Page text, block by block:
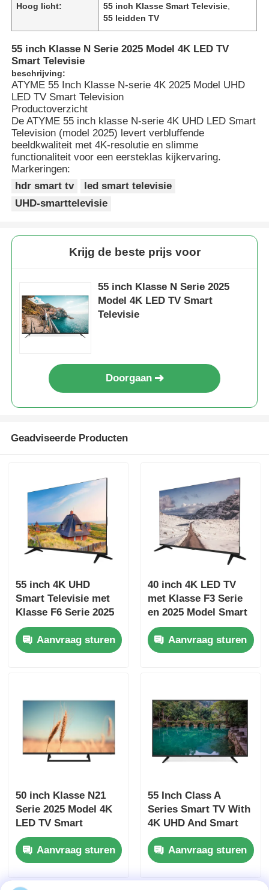
Huis
Producten
Over Ons
Fabriekstour
Neem contact met ons op
Offerte Aanvragen
Slimme LEIDENE TV
hd geleide TV
Hoog licht:
55 inch Klasse Smart Televisie
55 leidden TV
55 inch Klasse N Serie 2025 Model 4K LED TV
Smart Televisie
beschrijving:
ATYME 55 Inch Klasse N-serie 4K 2025 Model UHD
LED TV Smart Television
Productoverzicht
De ATYME 55 inch klasse N-serie 4K UHD LED Smart
Television (model 2025) levert verbluffende
beeldkwaliteit met 4K-resolutie en slimme
functionaliteit voor een eersteklas kijkervaring.
Markeringen:
hdr smart tv
led smart televisie
UHD-smarttelevisie
Krijg de beste prijs voor
55 inch Klasse N Serie 2025
Model 4K LED TV Smart
Televisie
Doorgaan
Geadviseerde Producten
55 inch 4K UHD
Smart Televisie met
Klasse F6 Serie 2025
Model 3840 x 2160
Aanvraag sturen
40 inch 4K LED TV
met Klasse F3 Serie
en 2025 Model Smart
Televisie
Aanvraag sturen
50 inch Klasse N21
Serie 2025 Model 4K
LED TV Smart
Televisie UHD
Aanvraag sturen
55 Inch Class A
Series Smart TV With
4K UHD And Smart
Features
Aanvraag sturen